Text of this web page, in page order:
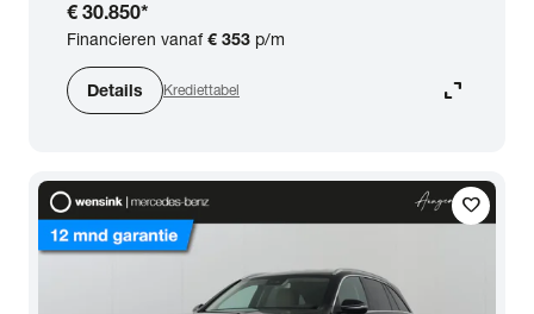
Staat van de auto
Brandstof
Transmissie
Opties
€ 30.850*
Financieren vanaf€ 353 p/m
Details Krediettabel expand_content
favorite